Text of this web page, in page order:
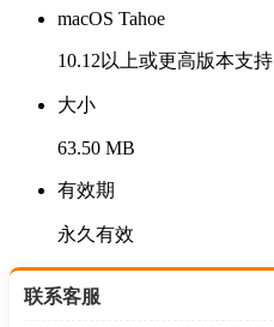
macOS Tahoe
10.12以上或更高版本支
大小
63.50 MB
有效期
永久有效
联系客服